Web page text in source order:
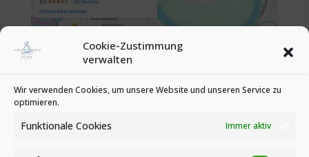
Cookie-Zustimmung
verwalten
Wir verwenden Cookies, um unsere Website und unseren Service zu
optimieren.
Funktionale Cookies Immer aktiv